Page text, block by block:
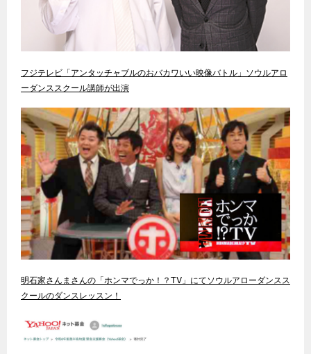
フジテレビ「アンタッチャブルのおバカワいい映像バトル」ソウルアロ
ーダンススクール講師が出演
明石家さんまさんの「ホンマでっか！？TV」にてソウルアローダンスス
クールのダンスレッスン！